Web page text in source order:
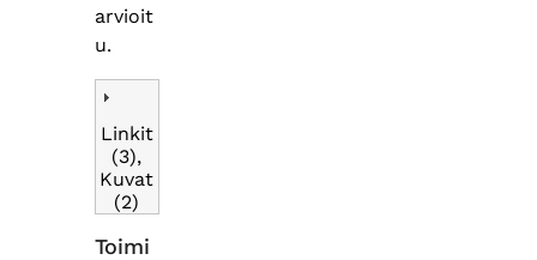
arvioit
u.
Linkit
(3),
Kuvat
(2)
Toimi